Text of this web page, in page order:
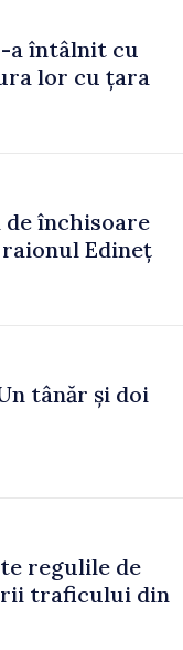
a întâlnit cu
lor cu țara
închisoare
Edineț
tânăr și doi
regulile de
traficului din